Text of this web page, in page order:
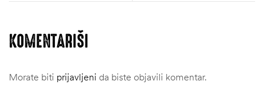
KOMENTARIŠI
Morate biti prijavljeni da biste objavili komentar.